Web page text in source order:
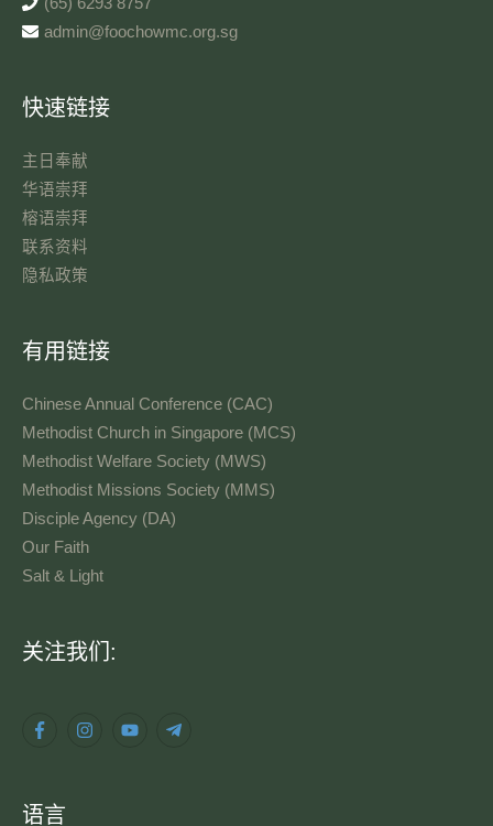
admin@foochowmc.org.sg
快速链接
主日奉献​
华语崇拜
榕语崇拜
联系资料​
隐私政策
有用链接
Chinese Annual Conference (CAC)
Methodist Church in Singapore (MCS)
Methodist Welfare Society (MWS)
Methodist Missions Society (MMS)
Disciple Agency (DA)
Our Faith
Salt & Light
关注我们:
语言
语